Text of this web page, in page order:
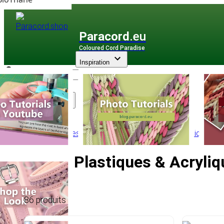
Paracord .eu
Coloured Cord Paradise
Assortiment
Inspiration
Accessoires Perles/Perles Plastiques & Acryliques
Perles Plastiques &
86 produits